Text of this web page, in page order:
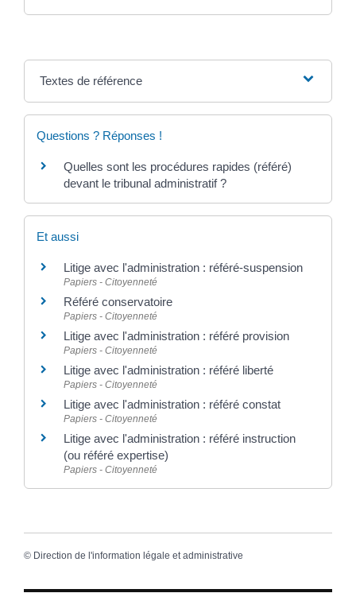
Textes de référence
Questions ? Réponses !
Quelles sont les procédures rapides (référé)
devant le tribunal administratif ?
Et aussi
Litige avec l'administration : référé-suspension
Papiers - Citoyenneté
Référé conservatoire
Papiers - Citoyenneté
Litige avec l'administration : référé provision
Papiers - Citoyenneté
Litige avec l'administration : référé liberté
Papiers - Citoyenneté
Litige avec l'administration : référé constat
Papiers - Citoyenneté
Litige avec l'administration : référé instruction
(ou référé expertise)
Papiers - Citoyenneté
© Direction de l'information légale et administrative